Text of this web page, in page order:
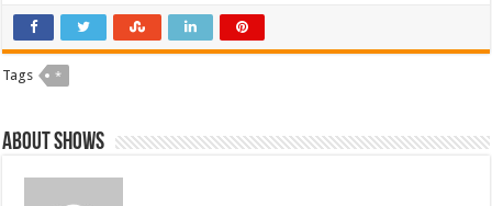
Tags *
About shows